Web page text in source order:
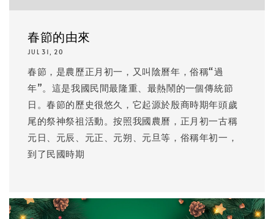
春節的由來
JUL 31, 20
春節，是農歷正月初一，又叫陰曆年，俗稱“過
年”。這是我國民間最隆重、最熱鬧的一個傳統節
日。春節的歷史很悠久，它起源於殷商時期年頭歲
尾的祭神祭祖活動。按照我國農曆，正月初一古稱
元日、元辰、元正、元朔、元旦等，俗稱年初一，
到了民國時期